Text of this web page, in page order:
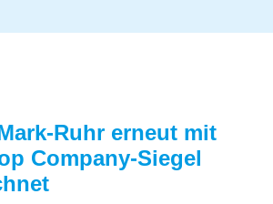
Ruhr erneut mit
Company-Siegel